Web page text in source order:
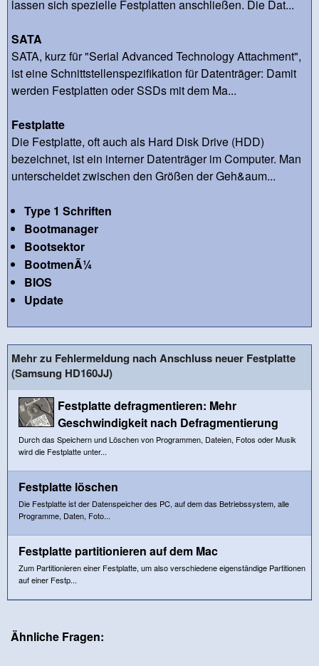
lassen sich spezielle Festplatten anschließen. Die Dat...
SATA
SATA, kurz für "Serial Advanced Technology Attachment",
ist eine Schnittstellenspezifikation für Datenträger: Damit
werden Festplatten oder SSDs mit dem Ma...
Festplatte
Die Festplatte, oft auch als Hard Disk Drive (HDD)
bezeichnet, ist ein interner Datenträger im Computer. Man
unterscheidet zwischen den Größen der Geh&aum...
Type 1 Schriften
Bootmanager
Bootsektor
BootmenÃ¼
BIOS
Update
Mehr zu Fehlermeldung nach Anschluss neuer Festplatte
(Samsung HD160JJ)
Festplatte defragmentieren: Mehr
Geschwindigkeit nach Defragmentierung
Durch das Speichern und Löschen von Programmen, Dateien, Fotos oder Musik
wird die Festplatte unter...
Festplatte löschen
Die Festplatte ist der Datenspeicher des PC, auf dem das Betriebssystem, alle
Programme, Daten, Foto...
Festplatte partitionieren auf dem Mac
Zum Partitionieren einer Festplatte, um also verschiedene eigenständige Partitionen
auf einer Festp...
Ähnliche Fragen: